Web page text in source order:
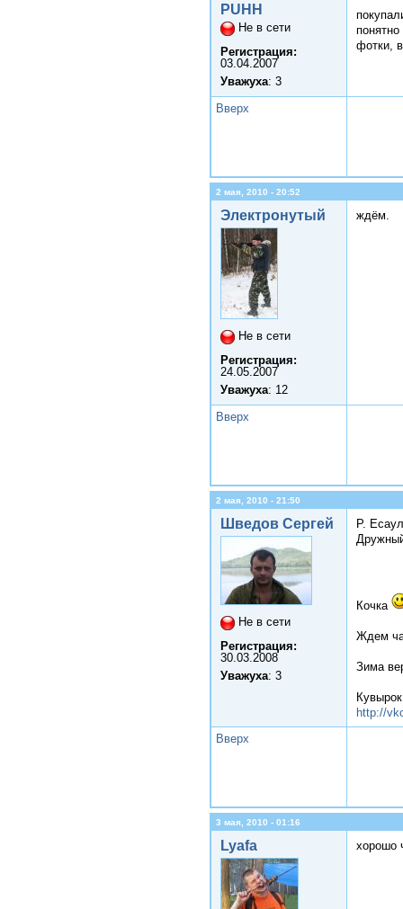
PUHH
Не в сети
Регистрация:
03.04.2007
Уважуха: 3
фотки,
Вверх
2 мая, 2010 - 20:52
Электронутый
Не в сети
Регистрация:
24.05.2007
Уважуха: 12
ждём.
Вверх
2 мая, 2010 - 21:50
Шведов Сергей
Не в сети
Регистрация:
30.03.2008
Уважуха: 3
Р.
Кочка
Ждем
Зима
http://
Вверх
3 мая, 2010 - 01:16
Lyafa хорошо